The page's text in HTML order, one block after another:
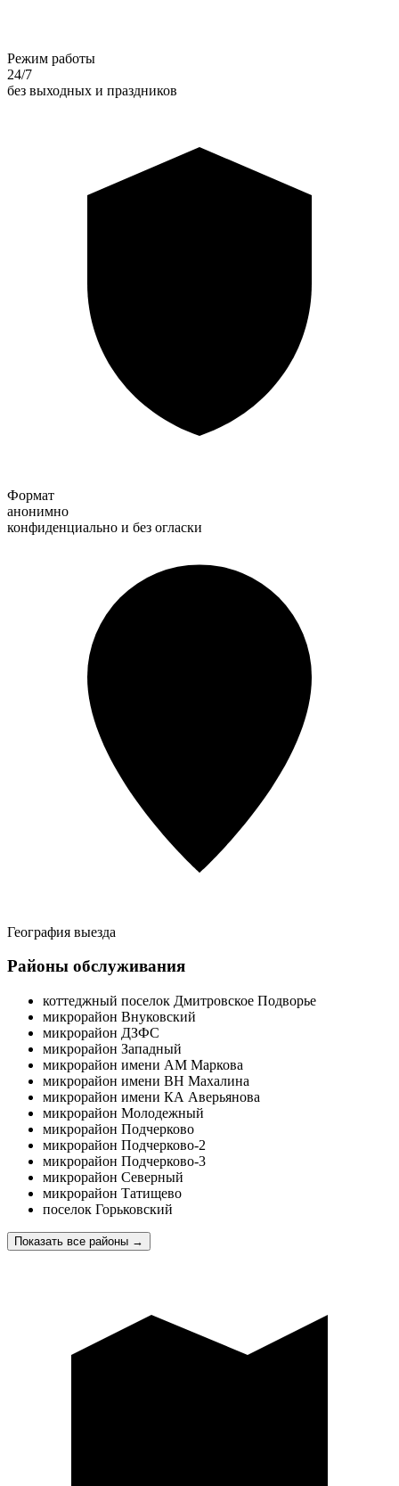
Режим работы
24/7
без выходных и праздников
Формат
анонимно
конфиденциально и без огласки
География выезда
Районы обслуживания
коттеджный поселок Дмитровское Подворье
микрорайон Внуковский
микрорайон ДЗФС
микрорайон Западный
микрорайон имени АМ Маркова
микрорайон имени ВН Махалина
микрорайон имени КА Аверьянова
микрорайон Молодежный
микрорайон Подчерково
микрорайон Подчерково-2
микрорайон Подчерково-3
микрорайон Северный
микрорайон Татищево
поселок Горьковский
Показать все районы →